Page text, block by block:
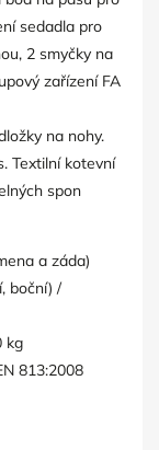
sedadla pro
2 smyčky na
zařízení FA
na nohy.
Textilní kotevní
spon
a záda)
boční) /
kg
813:2008